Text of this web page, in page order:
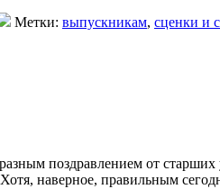
Метки: выпускникам, сценки и
поздравлением от
наверное, правильным